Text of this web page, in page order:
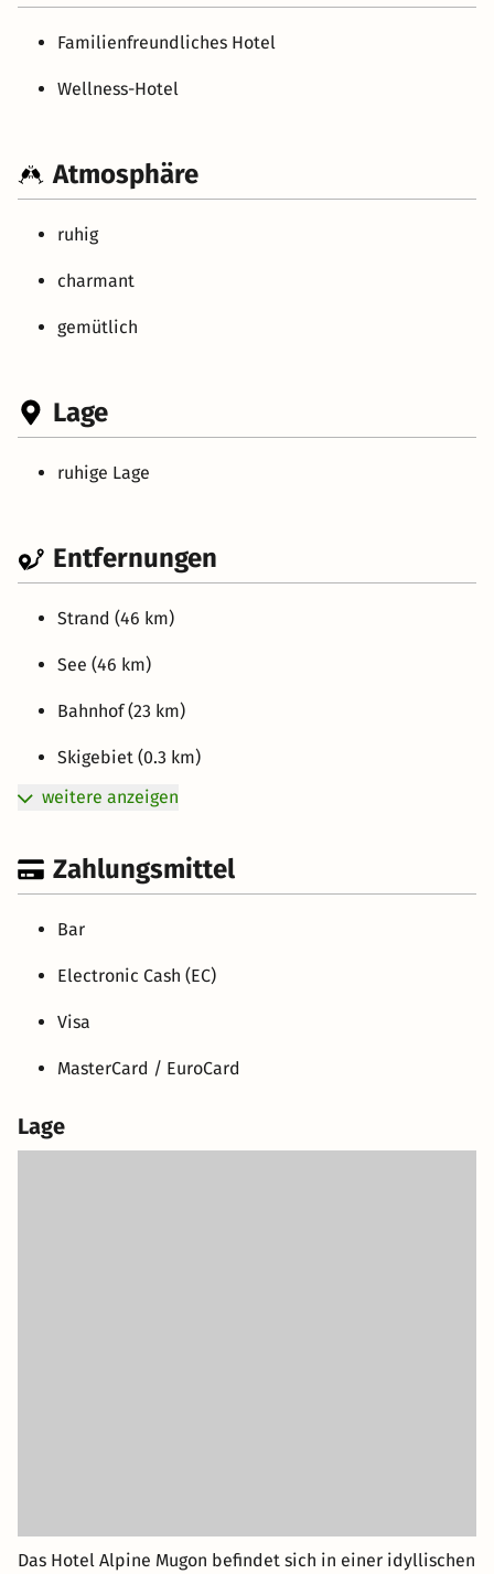
Familienfreundliches Hotel
Wellness-Hotel
Atmosphäre
ruhig
charmant
gemütlich
Lage
ruhige Lage
Entfernungen
Strand (46 km)
See (46 km)
Bahnhof (23 km)
Skigebiet (0.3 km)
weitere anzeigen
Zahlungsmittel
Bar
Electronic Cash (EC)
Visa
MasterCard / EuroCard
Lage
Das Hotel Alpine Mugon befindet sich in einer idyllischen